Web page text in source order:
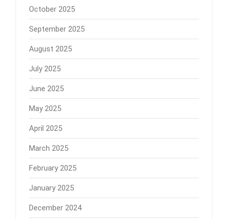
October 2025
September 2025
August 2025
July 2025
June 2025
May 2025
April 2025
March 2025
February 2025
January 2025
December 2024